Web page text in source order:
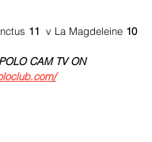
11
  v La Magdeleine
10
CAM TV ON